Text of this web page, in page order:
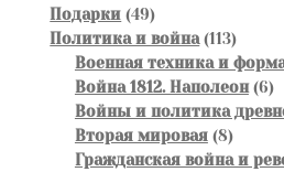
Подарки 4949
товаров
Политика и война 113113
Военная техника и
Война 1812. Наполеон 66
Войны и политика
Вторая мировая 88
Гражданская война и